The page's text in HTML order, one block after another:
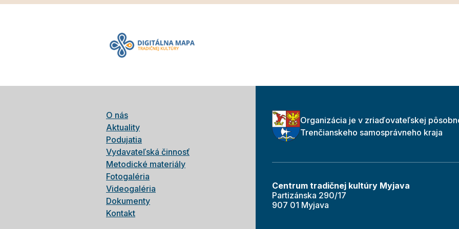
O nás
Aktuality
Podujatia
Vydavateľská činnosť
Metodické materiály
Fotogaléria
Videogaléria
Dokumenty
Kontakt
Organizácia je v zriaďovateľskej
Trenčianskeho samosprávneho kraja
Centrum tradičnej kultúry Myjava
Partizánska 290/17
907 01 Myjava